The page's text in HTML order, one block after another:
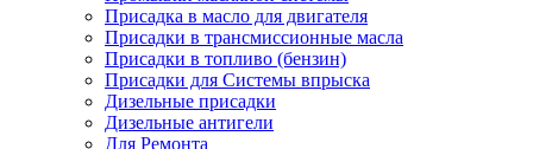
Присадка в масло для двигателя
Присадки в трансмиссионные масла
Присадки в топливо (бензин)
Присадки для Системы впрыска
Дизельные присадки
Дизельные антигели
Для Ремонта